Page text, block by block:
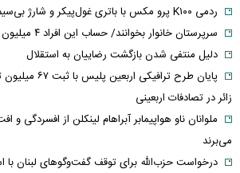
ردمی K۱۰۰ پرو مکس با باتری غول‌پیکر و شارژ بی‌سیم روانه بازار می‌شود
سرپرستان خانوار بخوانند/ حساب این افراد ۴ میلیون تومان شارژ شد
دلیل منتفی شدن بازگشت رضاییان به استقلال
زائر در تصادفات اربعینی
ملوانان ناو هواپیمابر آبراهام لینکلن از افسردگی
می‌برند
درخواست حزب‌الله برای توقف گفت‌وگوهای لبنان با